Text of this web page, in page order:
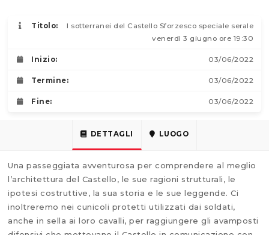
Titolo:
I sotterranei del Castello Sforzesco speciale serale
venerdì 3 giugno ore 19:30
Inizio: 03/06/2022
Termine: 03/06/2022
Fine: 03/06/2022
DETTAGLI LUOGO
Una passeggiata avventurosa per comprendere al meglio
l’architettura del Castello, le sue ragioni strutturali, le
ipotesi costruttive, la sua storia e le sue leggende. Ci
inoltreremo nei cunicoli protetti utilizzati dai soldati,
anche in sella ai loro cavalli, per raggiungere gli avamposti